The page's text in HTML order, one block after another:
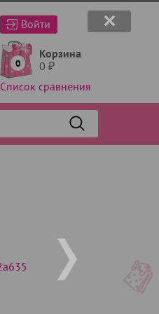
Войти
0
Корзина
0 ₽
Список сравнения